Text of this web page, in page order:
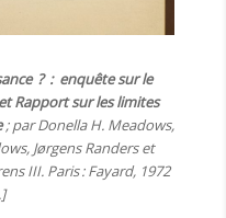
? : enquête sur le
Rapport sur les limites
; par Donella H. Meadows,
Jørgens Randers et
III. Paris : Fayard, 1972